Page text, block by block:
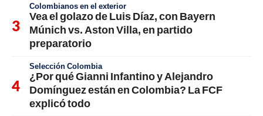
Colombianos en el exterior
Vea el golazo de Luis Díaz, con Bayern
Múnich vs. Aston Villa, en partido
preparatorio
Selección Colombia
¿Por qué Gianni Infantino y Alejandro
Domínguez están en Colombia? La FCF
explicó todo